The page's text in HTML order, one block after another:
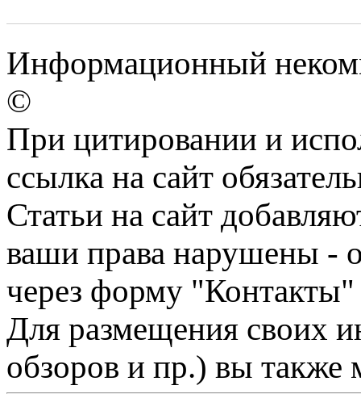
Информационный
©
При цитировании и
ссылка на сайт
Статьи на сайт
ваши права нарушены -
через форму "Контакты"
Для размещения своих
обзоров и пр.) вы также